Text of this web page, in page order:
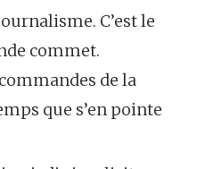
C’est le
commet.
de la
que s’en pointe